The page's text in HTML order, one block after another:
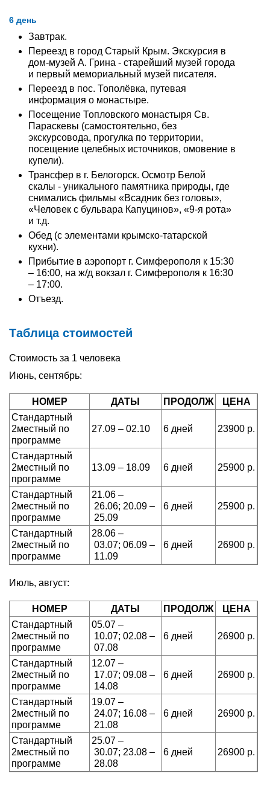
6 день
Завтрак.
Переезд в город Старый Крым. Экскурсия в
дом-музей А. Грина - старейший музей города
и первый мемориальный музей писателя.
Переезд в пос. Тополёвка, путевая
информация о монастыре.
Посещение Топловского монастыря Св.
Параскевы (самостоятельно, без
экскурсовода, прогулка по территории,
посещение целебных источников, омовение в
купели).
Трансфер в г. Белогорск. Осмотр Белой
скалы - уникального памятника природы, где
снимались фильмы «Всадник без головы»,
«Человек с бульвара Капуцинов», «9-я рота»
и т.д.
Обед (с элементами крымско-татарской
кухни).
Прибытие в аэропорт г. Симферополя к 15:30
– 16:00, на ж/д вокзал г. Симферополя к 16:30
– 17:00.
Отъезд.
Таблица стоимостей
Стоимость за 1 человека
Июнь, сентябрь:
НОМЕР ДАТЫ ПРОДОЛЖ
ЦЕНА
Стандартный
2местный по
программе
27.09 – 02.10 6 дней 23900 р.
Стандартный
2местный по
программе
13.09 – 18.09 6 дней 25900 р.
Стандартный
2местный по
программе
21.06 –
26.06; 20.09 –
25.09
6 дней 25900 р.
Стандартный
2местный по
программе
28.06 –
03.07; 06.09 –
11.09
6 дней 26900 р.
Июль, август:
НОМЕР ДАТЫ ПРОДОЛЖ
ЦЕНА
Стандартный
2местный по
программе
05.07 –
10.07; 02.08 –
07.08
6 дней 26900 р.
Стандартный
2местный по
программе
12.07 –
17.07; 09.08 –
14.08
6 дней 26900 р.
Стандартный
2местный по
программе
19.07 –
24.07; 16.08 –
21.08
6 дней 26900 р.
Стандартный
2местный по
программе
25.07 –
30.07; 23.08 –
28.08
6 дней 26900 р.